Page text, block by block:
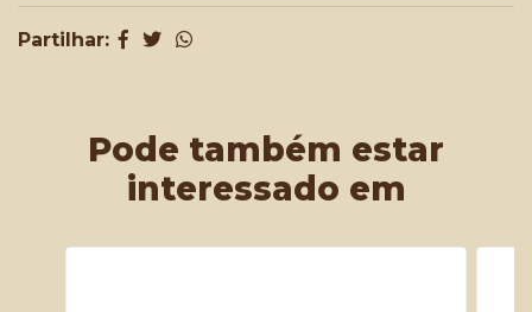
Partilhar:
Pode também estar
interessado em